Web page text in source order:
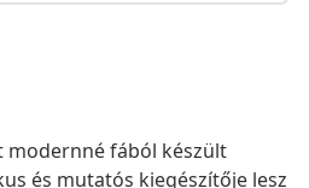
modernné fából készült
és mutatós kiegészítője lesz